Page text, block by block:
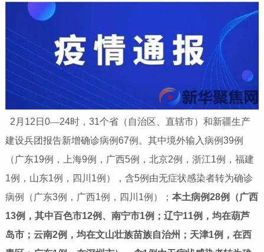
2 月 12 日 0—24时， 31个省（自治区、直辖市）和新疆生产
建设兵团报告新增确诊病例67例。其中境外输入病例39例
（广东19例，上海9例，广西5例，北京2例，浙江1例，福建
1例，山东1例，四川 1例），含5例由无症状感染者转为确诊
病例（广东3例，广西1例，四川 1例）； 本土病例28例（广西
13例，其中百色市12例、南宁市1例；辽宁11例，均在葫芦
岛市；云南2例，均在文山壮族苗族自治州；天津1例，在西